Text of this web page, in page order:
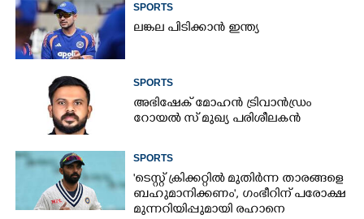
SPORTS
ലങ്കല പിടിക്കാൻ ഇന്ത്യ
SPORTS
അഭിഷേക് മോഹൻ ട്രിവാൻഡ്രം
റോയൽ സ് മുഖ്യ പരിശീലകൻ
SPORTS
'ടെസ്റ്റ് ക്രിക്കറ്റിൽ മുതിർന്ന താരങ്ങളെ
ബഹുമാനിക്കണം', ഗംഭീറിന് പരോക്ഷ
മുന്നറിയിപ്പുമായി രഹാനെ